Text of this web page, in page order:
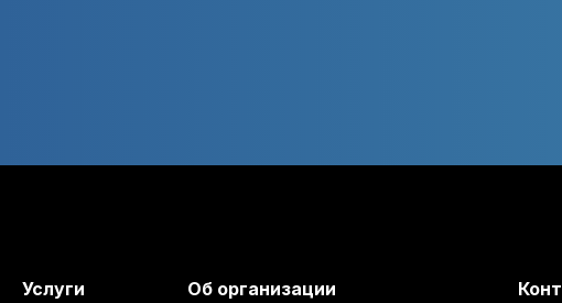
Услуги
Об организации